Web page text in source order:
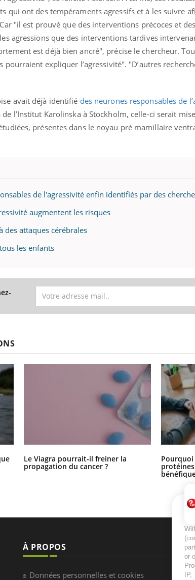
qui ont des tempéraments agressifs et à les suivre
Car "il est prouvé que des interventions précoces et
agressions que des interventions tardives
est déjà bien ancré", précise le chercheur.
pourraient expliquer l’agressivité". "D’autres
avait déjà identifié des neurones responsables de
de l’Institut Karolinska à Stockholm, celle-ci serait
présentes dans le noyau pré mamillaire
de l'agressivité enfin identifiés par des
augmentent les risques
des attaques cérébrales
les enfants
Le Viagra pourrait-il freiner la
propagation du cancer ?
À PROPOS
Données personnelles et cookies
or